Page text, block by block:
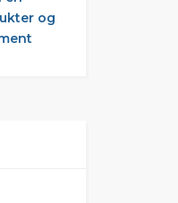
og